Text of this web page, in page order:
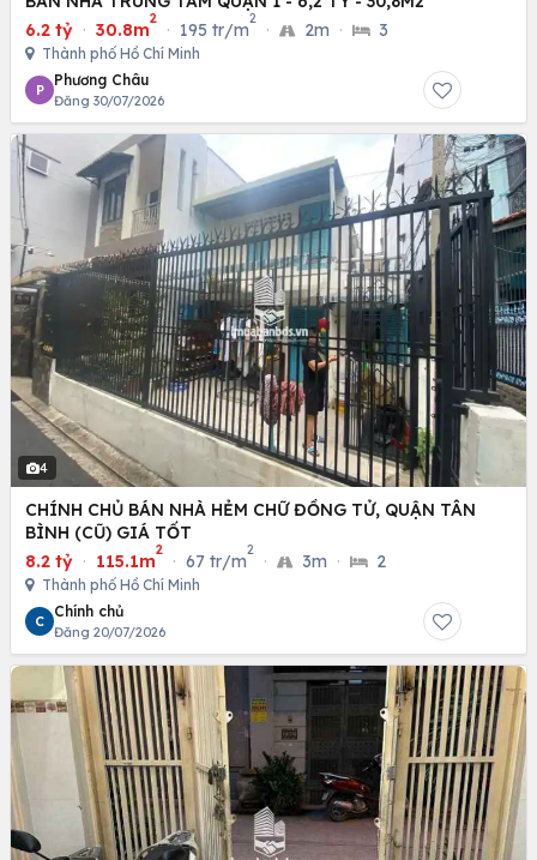
6.2 tỷ · 30.8m
2
· 195 tr/m
2
· 2m · 3
Thành phố Hồ Chí Minh
P
Phương Châu
Đăng 30/07/2026
4
CHÍNH CHỦ BÁN NHÀ HẺM CHỮ ĐỒNG TỬ, QUẬN TÂN
BÌNH (CŨ) GIÁ TỐT
8.2 tỷ · 115.1m
2
· 67 tr/m
2
· 3m · 2
Thành phố Hồ Chí Minh
C
Chính chủ
Đăng 20/07/2026